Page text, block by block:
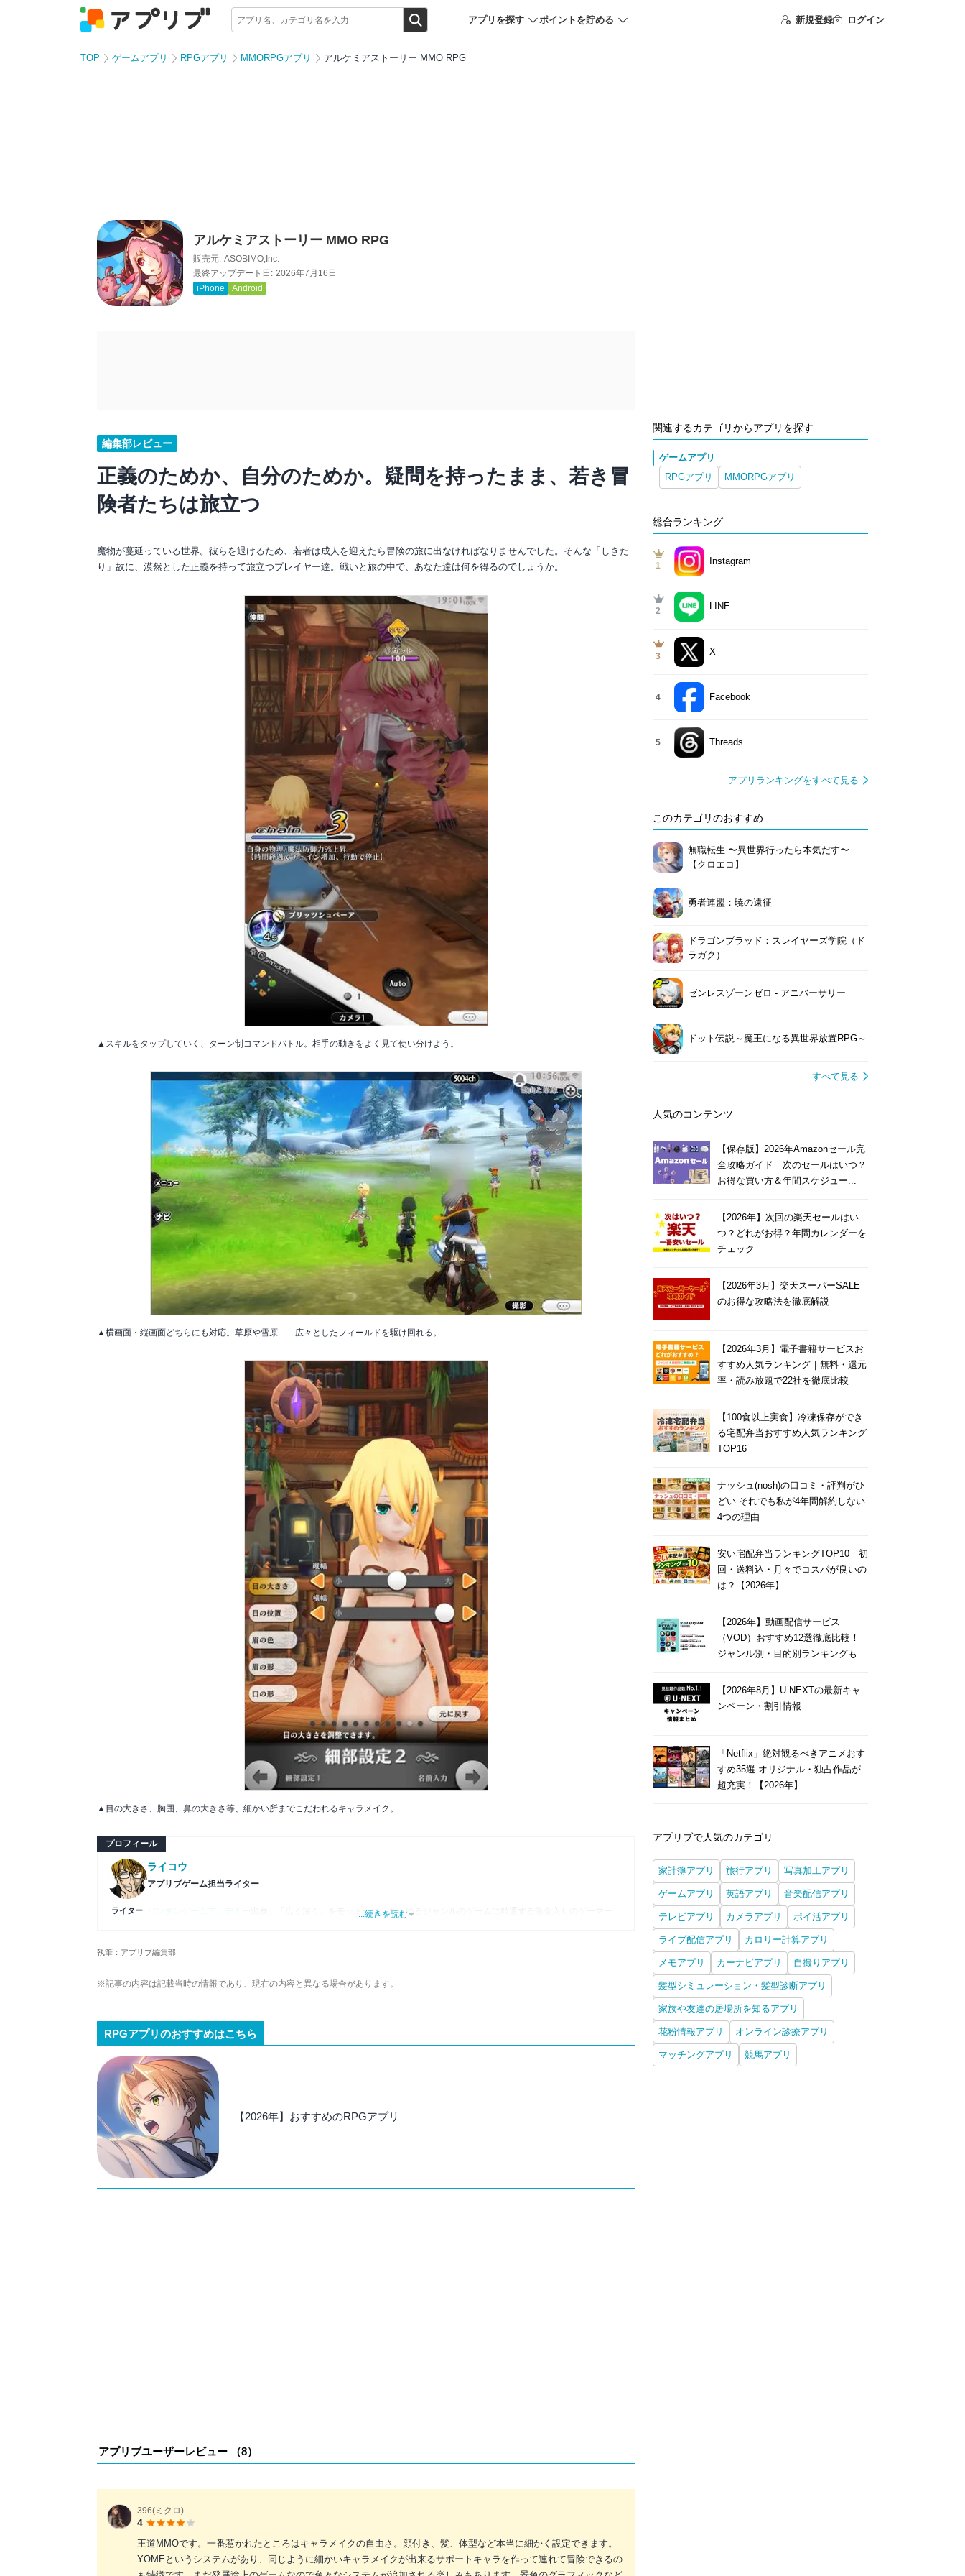
アプリを探す ポイントを貯める 新規登録 ログイン
TOP ゲームアプリ RPGアプリ MMORPGアプリ アルケミアストーリー MMO RPG
アルケミアストーリー MMO RPG
販売元: ASOBIMO,Inc.
最終アップデート日: 2026年7月16日
iPhone
Android
編集部レビュー
正義のためか、自分のためか。疑問を持ったまま、若き冒
険者たちは旅立つ
魔物が蔓延っている世界。彼らを退けるため、若者は成人を迎えたら冒険の旅に出なければなりませんでした。そんな「しきた
り」故に、漠然とした正義を持って旅立つプレイヤー達。戦いと旅の中で、あなた達は何を得るのでしょうか。
▲スキルをタップしていく、ターン制コマンドバトル。相手の動きをよく見て使い分けよう。
▲横画面・縦画面どちらにも対応。草原や雪原……広々としたフィールドを駆け回れる。
▲目の大きさ、胸囲、鼻の大きさ等、細かい所までこだわれるキャラメイク。
プロフィール
ライター
ライコウ
アプリブゲーム担当ライター
出身。「広く深く」をモットーに、あらゆるジャンルのゲームに精通する筋金入りのゲーマー。
や専門知識の深さは業界内でも高く評価されている。現在は、アプリブでゲーム関連のコンテンツを豊富に執筆中。
...続きを読む
執筆：アプリブ編集部
※記事の内容は記載当時の情報であり、現在の内容と異なる場合があります。
RPGアプリのおすすめはこちら
【2026年】おすすめのRPGアプリ
アプリブユーザーレビュー （8）
396(ミクロ)
4
王道MMOです。一番惹かれたところはキャラメイクの自由さ。顔付き、髪、体型など本当に細かく設定できます。
YOMEというシステムがあり、同じように細かいキャラメイクが出来るサポートキャラを作って連れて冒険できるの
関連するカテゴリからアプリを探す
ゲームアプリ
RPGアプリ
MMORPGアプリ
総合ランキング
1 Instagram
2 LINE
3 X
4 Facebook
5 Threads
アプリランキングをすべて見る
このカテゴリのおすすめ
無職転生 〜異世界行ったら本気だす〜
【クロエコ】
勇者連盟：暁の遠征
ドラゴンブラッド：スレイヤーズ学院（ド
ラガク）
ゼンレスゾーンゼロ - アニバーサリー
ドット伝説～魔王になる異世界放置RPG～
すべて見る
人気のコンテンツ
【保存版】2026年Amazonセール完
全攻略ガイド｜次のセールはいつ？
お得な買い方＆年間スケジュー...
【2026年】次回の楽天セールはい
つ？どれがお得？年間カレンダーを
チェック
【2026年3月】楽天スーパーSALE
のお得な攻略法を徹底解説
【2026年3月】電子書籍サービスお
すすめ人気ランキング｜無料・還元
率・読み放題で22社を徹底比較
【100食以上実食】冷凍保存ができ
る宅配弁当おすすめ人気ランキング
TOP16
ナッシュ(nosh)の口コミ・評判がひ
どい それでも私が4年間解約しない
4つの理由
安い宅配弁当ランキングTOP10｜初
回・送料込・月々でコスパが良いの
は？【2026年】
【2026年】動画配信サービス
（VOD）おすすめ12選徹底比較！
ジャンル別・目的別ランキングも
【2026年8月】U-NEXTの最新キャ
ンペーン・割引情報
「Netflix」絶対観るべきアニメおす
すめ35選 オリジナル・独占作品が
超充実！【2026年】
アプリブで人気のカテゴリ
家計簿アプリ 旅行アプリ 写真加工アプリ
ゲームアプリ 英語アプリ 音楽配信アプリ
テレビアプリ カメラアプリ ポイ活アプリ
ライブ配信アプリ カロリー計算アプリ
メモアプリ カーナビアプリ 自撮りアプリ
髪型シミュレーション・髪型診断アプリ
家族や友達の居場所を知るアプリ
花粉情報アプリ オンライン診療アプリ
マッチングアプリ 競馬アプリ